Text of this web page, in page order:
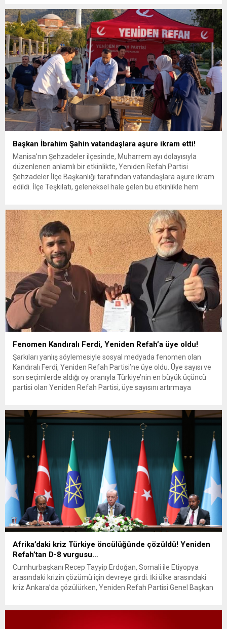
veren, görünmez...
Başkan İbrahim Şahin vatandaşlara aşure ikram etti!
Manisa’nın Şehzadeler ilçesinde, Muharrem ayı dolayısıyla
düzenlenen anlamlı bir etkinlikte, Yeniden Refah Partisi
Şehzadeler İlçe Başkanlığı tarafından vatandaşlara aşure ikram
edildi. İlçe Teşkilatı, geleneksel hale gelen bu etkinlikle hem
Refah Partisi Şehzadeler İlçe Başkanı İbrahim Şahin’in yanı...
Fenomen Kandıralı Ferdi, Yeniden Refah’a üye oldu!
Şarkıları yanlış söylemesiyle sosyal medyada fenomen olan
Kandıralı Ferdi, Yeniden Refah Partisi’ne üye oldu. Üye sayısı ve
son seçimlerde aldığı oy oranıyla Türkiye’nin en büyük üçüncü
partisi olan Yeniden Refah Partisi, üye sayısını artırmaya
Afrika’daki kriz Türkiye öncülüğünde çözüldü! Yeniden
Refah’tan D-8 vurgusu…
Cumhurbaşkanı Recep Tayyip Erdoğan, Somali ile Etiyopya
arasındaki krizin çözümü için devreye girdi. İki ülke arasındaki
kriz Ankara’da çözülürken, Yeniden Refah Partisi Genel Başkan